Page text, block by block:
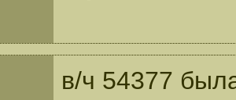
в/ч 54377